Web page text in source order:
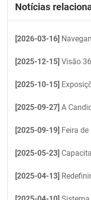
Notícias
[2026-03-16] Navegando em
[2025-12-15] Visão 360° conquista
[2025-10-15] Exposições
[2025-09-27] A Candid
[2025-09-19] Feira de
[2025-05-23] Capacitando o Futuro:
[2025-04-13] Redefinindo a